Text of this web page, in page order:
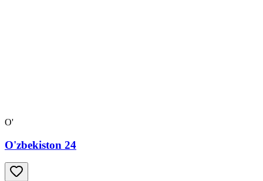
O'
O'zbekiston 24